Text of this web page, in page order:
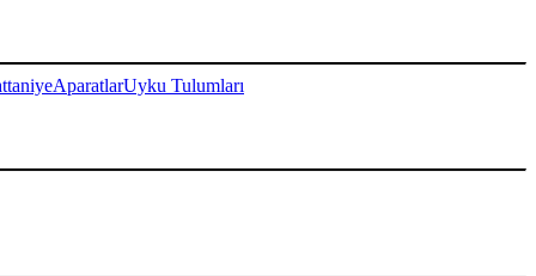
AparatlarUyku Tulumları